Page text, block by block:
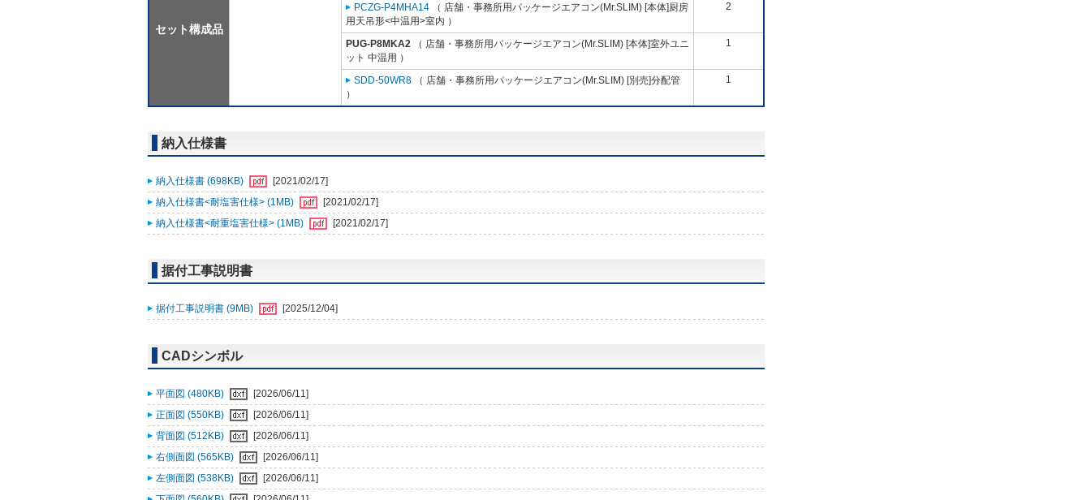
セット構成品
PCZG-P4MHA14 （ 店舗・事務所用パッケージエアコン(Mr.SLIM) [本体]厨房
用天吊形<中温用>室内 ）
2
PUG-P8MKA2 （ 店舗・事務所用パッケージエアコン(Mr.SLIM) [本体]室外ユニ
ット 中温用 ）
1
SDD-50WR8 （ 店舗・事務所用パッケージエアコン(Mr.SLIM) [別売]分配管
）
1
納入仕様書
納入仕様書 (698KB)
[2021/02/17]
納入仕様書<耐塩害仕様> (1MB)
[2021/02/17]
納入仕様書<耐重塩害仕様> (1MB)
[2021/02/17]
据付工事説明書
据付工事説明書 (9MB) [2025/12/04]
CADシンボル
平面図 (480KB)
[2026/06/11]
正面図 (550KB)
[2026/06/11]
背面図 (512KB)
[2026/06/11]
右側面図 (565KB)
[2026/06/11]
左側面図 (538KB)
[2026/06/11]